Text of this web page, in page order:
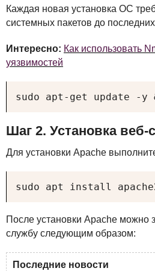
Каждая новая установка ОС
системных пакетов до
Интересно: Как использовать
уязвимостей
sudo apt-get update -y
Шаг 2. Установка веб-
Для установки Apache
sudo apt install
После установки Apache можно
службу следующим образом:
Последние новости